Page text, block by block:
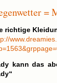
=
richtige
kann das